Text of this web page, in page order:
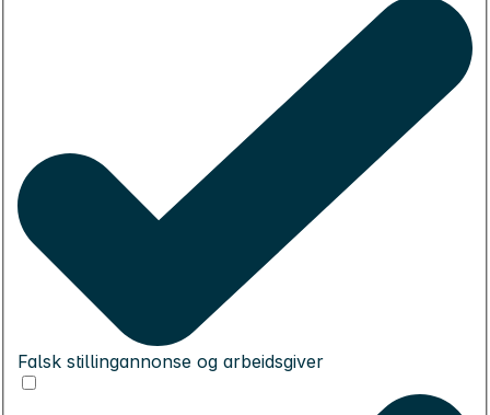
Falsk stillingannonse og arbeidsgiver